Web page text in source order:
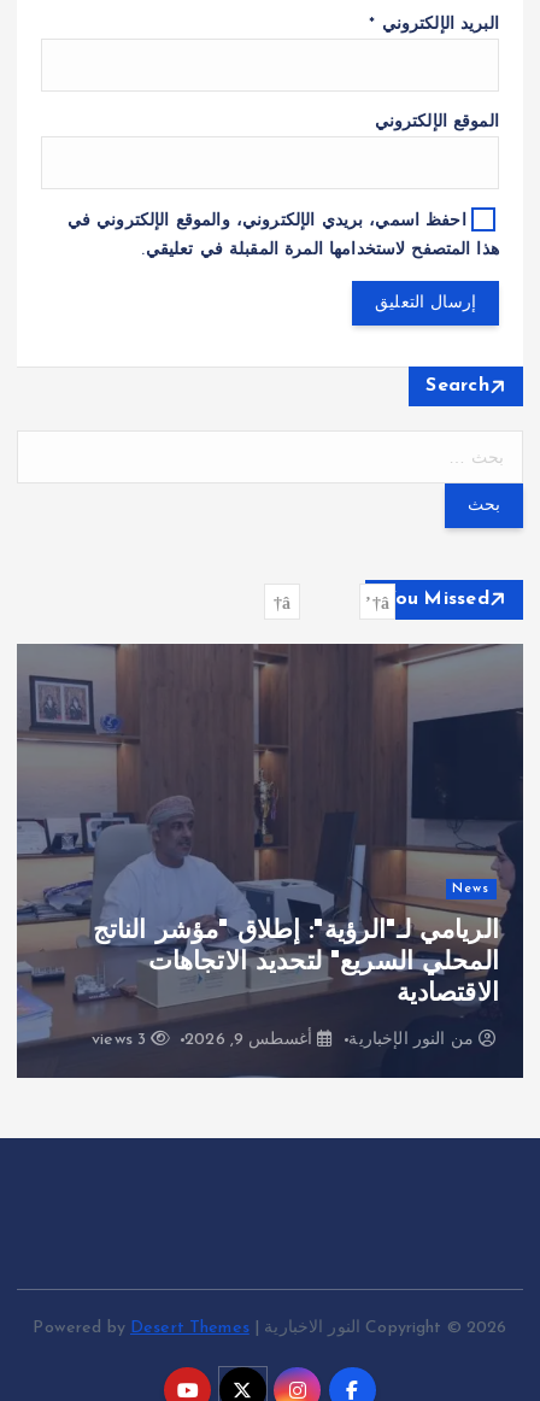
البريد الإلكتروني *
الموقع الإلكتروني
احفظ اسمي، بريدي الإلكتروني، والموقع الإلكتروني في
هذا المتصفح لاستخدامها المرة المقبلة في تعليقي.
Search
ح
ع
You Missed
News
الريامي لـ"الرؤية": إطلاق "مؤشر الناتج
المحلي السريع" لتحديد الاتجاهات
الاقتصادية
من النور الإخبارية أغسطس 9, 2026 3 views
Copyright © 2026 النور الاخبارية | Powered by Desert Themes